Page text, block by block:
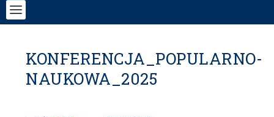
KONFERENCJA_POPULARNO-
NAUKOWA_2025